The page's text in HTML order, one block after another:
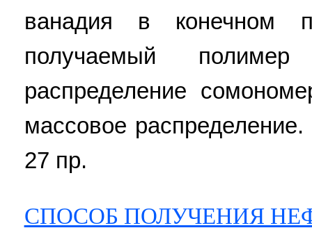
ванадия в конечном
получаемый полимер
распределение
массовое
27 пр.
СПОСОБ ПОЛУЧЕНИЯ